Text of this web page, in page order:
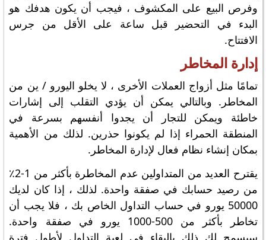
وفرص البيع على المكشوف ، فيجب أن يكون هدفك هو
البدء في التحضير قبل ساعة على الأقل من جرس
الافتتاح.
إدارة المخاطر
تمامًا مثل أزواج العملات الأخرى ، لا يخلو اليورو / ين من
المخاطر. وبالتالي يمكن أن يؤدي التقلب إلى إشارات
خاطئة ويمكن للتجار أن يجدوا أنفسهم بسرعة في
المنطقة الحمراء إذا لم يكونوا حذرين. لذلك من الأهمية
بمكان إنشاء نظام فعال لإدارة المخاطر.
يقترح العديد من المتداولين عدم المخاطرة بأكثر من 1-2٪
من رصيد حسابك في صفقة واحدة. لذلك ، إذا كان لديك
50000 يورو في حساب التداول الخاص بك ، فلا يجب أن
تخاطر بأكثر من 500-1000 يورو في صفقة واحدة.